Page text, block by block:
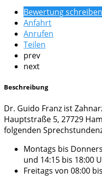
Bewertung schreiben
Anfahrt
Anrufen
Teilen
prev
next
Beschreibung
Dr. Guido Franz ist
Hauptstraße 5, 27729
folgenden
Montags bis
und 14:15 bis 18:00
Freitags von 08:00